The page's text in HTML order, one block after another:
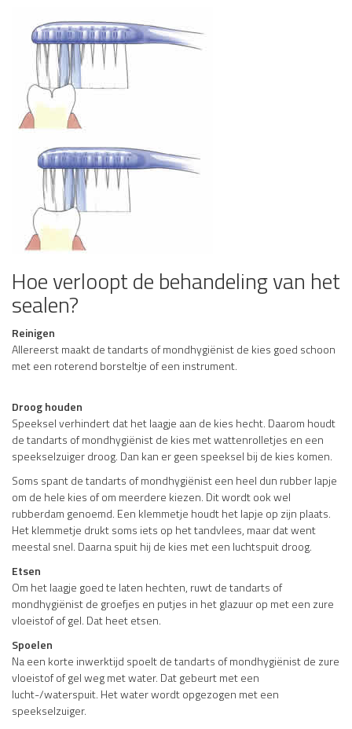
Hoe verloopt de behandeling van het
sealen?
Reinigen
Allereerst maakt de tandarts of mondhygiënist de kies goed schoon
met een roterend borsteltje of een instrument.
Droog houden
Speeksel verhindert dat het laagje aan de kies hecht. Daarom houdt
de tandarts of mondhygiënist de kies met wattenrolletjes en een
speekselzuiger droog. Dan kan er geen speeksel bij de kies komen.
Soms spant de tandarts of mondhygiënist een heel dun rubber lapje
om de hele kies of om meerdere kiezen. Dit wordt ook wel
rubberdam genoemd. Een klemmetje houdt het lapje op zijn plaats.
Het klemmetje drukt soms iets op het tandvlees, maar dat went
meestal snel. Daarna spuit hij de kies met een luchtspuit droog.
Etsen
Om het laagje goed te laten hechten, ruwt de tandarts of
mondhygiënist de groefjes en putjes in het glazuur op met een zure
vloeistof of gel. Dat heet etsen.
Spoelen
Na een korte inwerktijd spoelt de tandarts of mondhygiënist de zure
vloeistof of gel weg met water. Dat gebeurt met een
lucht-/waterspuit. Het water wordt opgezogen met een
speekselzuiger.